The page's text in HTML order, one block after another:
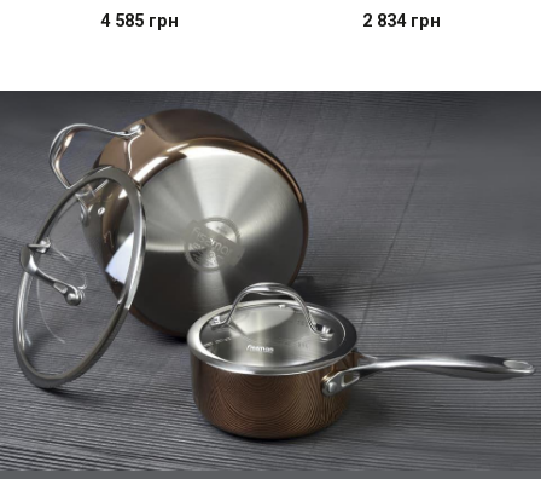
4 585 грн 2 834 грн